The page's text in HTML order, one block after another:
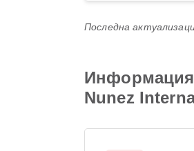
Последна
Информация
Nunez